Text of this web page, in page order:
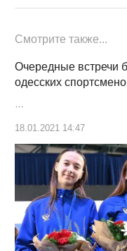
Смотрите также...
Очередные встречи
одесских
18.01.2021 14:47